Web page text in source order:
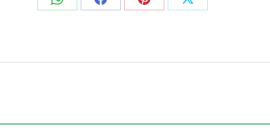
CompartilharCompartilharCompartilharCompartilhar